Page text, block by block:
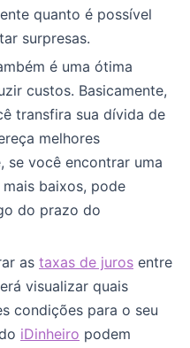
quanto é possível
surpresas.
é uma ótima
custos. Basicamente,
transfira sua dívida de
melhores
se você encontrar uma
baixos, pode
do prazo do
as taxas de juros entre
visualizar quais
condições para o seu
iDinheiro podem